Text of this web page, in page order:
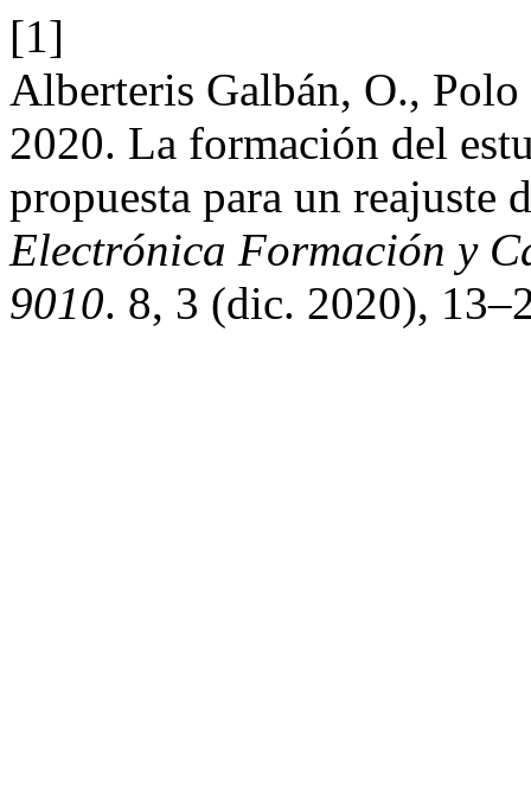
[1]
Alberteris Galbán, O.,
2020. La formación del
propuesta para un reajuste
Electrónica Formación y
9010. 8, 3 (dic. 2020),